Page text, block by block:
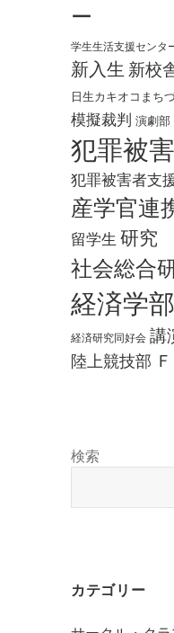
ー
学生生活支援センタ
新入生 新校
日生カキオコまち
模擬裁判 演劇部
犯罪被
犯罪被害者支
産学官連
留学生 研究
社会総合
経済学
経済研究同好会 講
陸上競技部
検索
カテゴリー